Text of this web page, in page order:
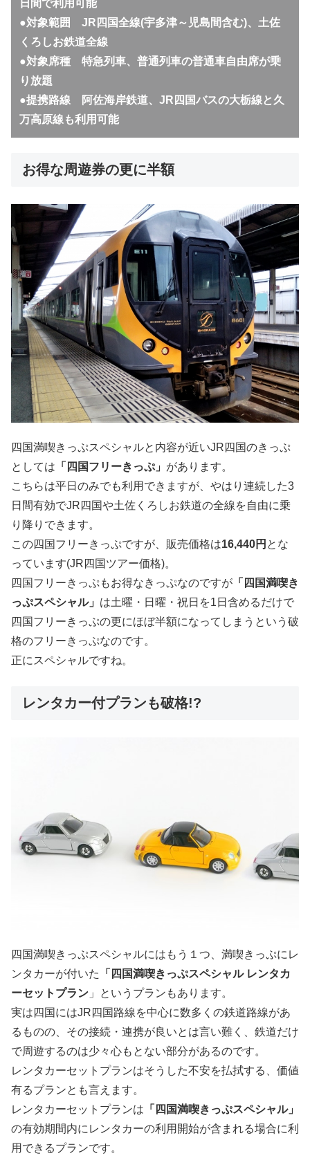
日間で利用可能
●対象範囲 JR四国全線(宇多津～児島間含む)、土佐
くろしお鉄道全線
●対象席種 特急列車、普通列車の普通車自由席が乗
り放題
●提携路線 阿佐海岸鉄道、JR四国バスの大栃線と久
万高原線も利用可能
お得な周遊券の更に半額
四国満喫きっぷスペシャルと内容が近いJR四国のきっぷ
としては 「四国フリーきっぷ」 があります。
こちらは平日のみでも利用できますが、やはり連続した3
日間有効でJR四国や土佐くろしお鉄道の全線を自由に乗
り降りできます。
この四国フリーきっぷですが、販売価格は16,440円 とな
っています(JR四国ツアー価格)。
四国フリーきっぷもお得なきっぷなのですが 「四国満喫き
っぷスペシャル」 は土曜・日曜・祝日を1日含めるだけで
四国フリーきっぷの更にほぼ半額になってしまうという破
格のフリーきっぷなのです。
正にスペシャルですね。
レンタカー付プランも破格!?
四国満喫きっぷスペシャルにはもう１つ、満喫きっぷにレ
ンタカーが付いた
「四国満喫きっぷスペシャル レンタカ
ーセットプラン 」というプランもあります。
実は四国にはJR四国路線を中心に数多くの鉄道路線があ
るものの、その接続・連携が良いとは言い難く、鉄道だけ
で周遊するのは少々心もとない部分があるのです。
レンタカーセットプランはそうした不安を払拭する、価値
有るプランとも言えます。
レンタカーセットプランは 「四国満喫きっぷスペシャル」
の有効期間内にレンタカーの利用開始が含まれる場合に利
用できるプランです。